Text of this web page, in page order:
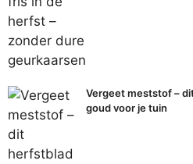
Vergeet meststof –
goud voor je tuin